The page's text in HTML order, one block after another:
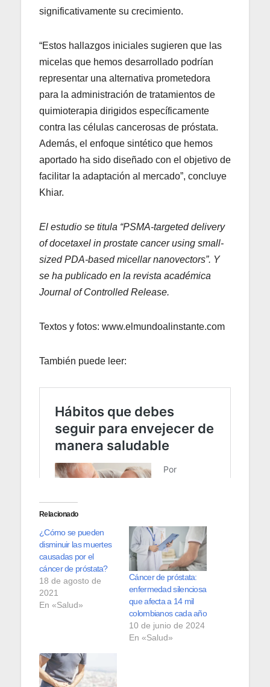
significativamente su crecimiento.
“Estos hallazgos iniciales sugieren que las
micelas que hemos desarrollado podrían
representar una alternativa prometedora
para la administración de tratamientos de
quimioterapia dirigidos específicamente
contra las células cancerosas de próstata.
Además, el enfoque sintético que hemos
aportado ha sido diseñado con el objetivo de
facilitar la adaptación al mercado”, concluye
Khiar.
El estudio se titula “PSMA-targeted delivery
of docetaxel in prostate cancer using small-
sized PDA-based micellar nanovectors”. Y
se ha publicado en la revista académica
Journal of Controlled Release.
Textos y fotos: www.elmundoalinstante.com
También puede leer:
Relacionado
¿Cómo se pueden
disminuir las muertes
causadas por el
cáncer de próstata?
18 de agosto de
2021
En «Salud»
Cáncer de próstata:
enfermedad silenciosa
que afecta a 14 mil
colombianos cada año
10 de junio de 2024
En «Salud»